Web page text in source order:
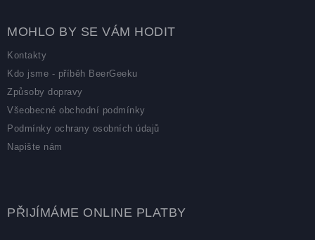
MOHLO BY SE VÁM HODIT
Kontakty
Kdo jsme - příběh BeerGeeku
Způsoby dopravy
Všeobecné obchodní podmínky
Podmínky ochrany osobních údajů
Napište nám
PŘIJÍMÁME ONLINE PLATBY